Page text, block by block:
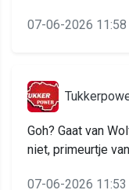
07-06-2026 11:58
Goh? Gaat van
niet, primeurtje
07-06-2026 11:53